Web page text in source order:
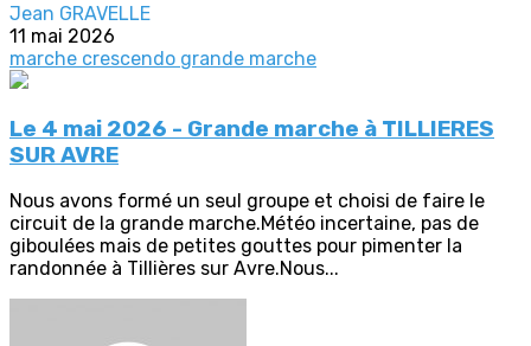
Jean GRAVELLE
11 mai 2026
marche crescendo grande marche
Le 4 mai 2026 - Grande marche à TILLIERES
SUR AVRE
Nous avons formé un seul groupe et choisi de faire le
circuit de la grande marche.Météo incertaine, pas de
giboulées mais de petites gouttes pour pimenter la
randonnée à Tillières sur Avre.Nous...